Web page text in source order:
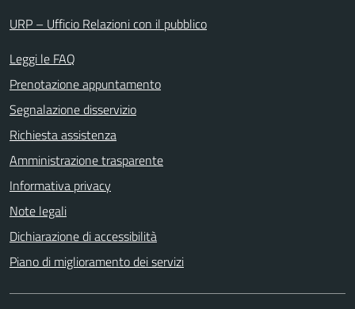
URP – Ufficio Relazioni con il pubblico
Leggi le FAQ
Prenotazione appuntamento
Segnalazione disservizio
Richiesta assistenza
Amministrazione trasparente
Informativa privacy
Note legali
Dichiarazione di accessibilità
Piano di miglioramento dei servizi